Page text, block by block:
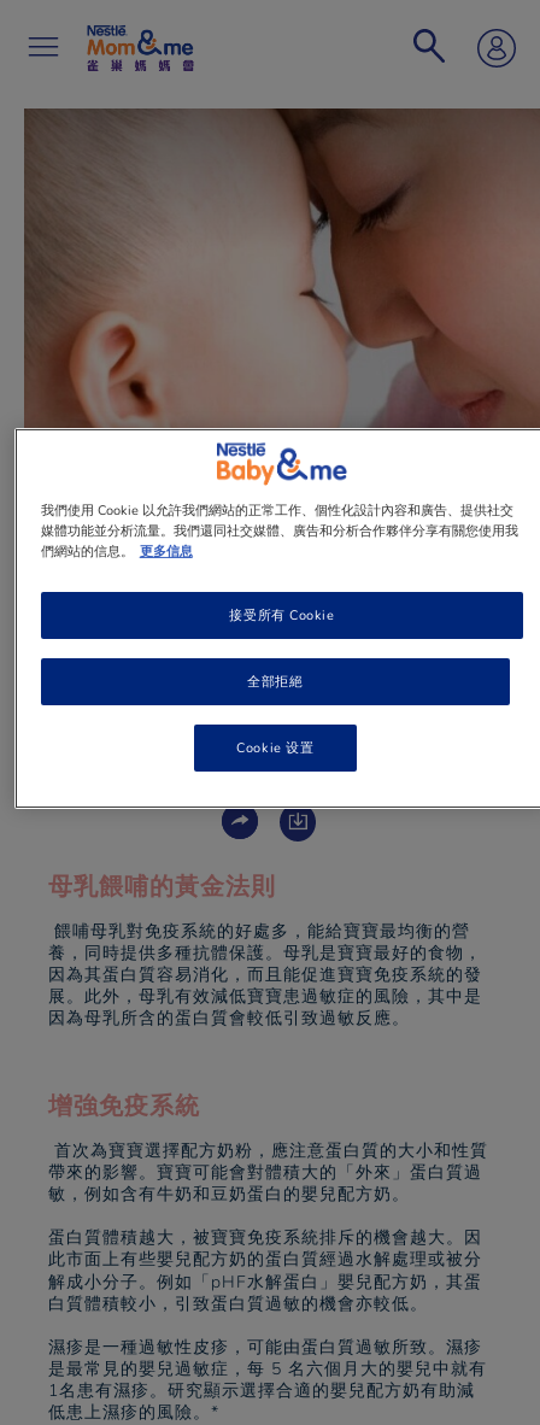
Search
​給寶寶一個最好開始
新生寶寶的成長速度非常快，他的消化和免疫系
統亦不斷發展，所以從小餵哺的食物對寶寶尤為
母乳餵哺的黃金法則
餵哺母乳對免疫系統的好處多，能給寶寶最均衡的營
養，同時提供多種抗體保護。母乳是寶寶最好的食物，
因為其蛋白質容易消化，而且能促進寶寶免疫系統的發
展。此外，母乳有效減低寶寶患過敏症的風險，其中是
因為母乳所含的蛋白質會較低引致過敏反應。
增強免疫系統
首次為寶寶選擇配方奶粉，應注意蛋白質的大小和性質
帶來的影響。寶寶可能會對體積大的「外來」蛋白質過
敏，例如含有牛奶和豆奶蛋白的嬰兒配方奶。
蛋白質體積越大，被寶寶免疫系統排斥的機會越大。因
此市面上有些嬰兒配方奶的蛋白質經過水解處理或被分
解成小分子。例如 「pHF水解蛋白」 嬰兒配方奶，其蛋
白質體積較小，引致蛋白質過敏的機會亦較低。
濕疹是一種過敏性皮疹，可能由蛋白質過敏所致。濕疹
是最常見的嬰兒過敏症，每 5 名六個月大的嬰兒中就有
1名患有濕疹。研究顯示選擇合適的嬰兒配方奶有助減
低患上濕疹的風險。*
我們使用 Cookie 以允許我們網站的正常工作、個性化設計內容和廣告、提供社交
媒體功能並分析流量。我們還同社交媒體、廣告和分析合作夥伴分享有關您使用我
們網站的信息。
更多信息
全部拒絕
接受所有 Cookie
Cookie 设置